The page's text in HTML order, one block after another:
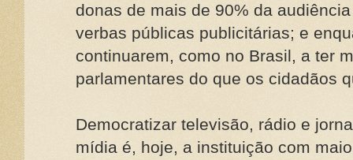
donas de mais de 90% da
verbas públicas publicitárias; e
continuarem, como no Brasil, a ter
parlamentares do que os cidadãos
Democratizar televisão, rádio e
mídia é, hoje, a instituição com